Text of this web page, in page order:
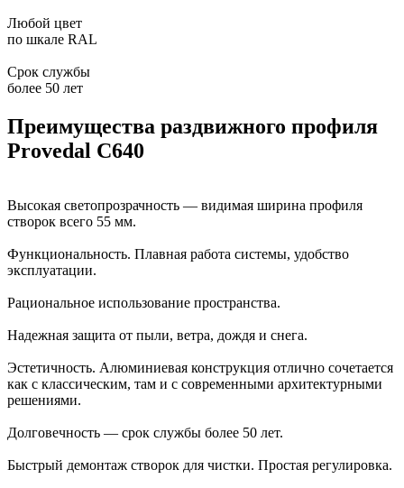
Любой цвет
по шкале RAL
Срок службы
более 50 лет
Преимущества раздвижного профиля
Provedal C640
Высокая светопрозрачность — видимая ширина профиля
створок всего 55 мм.
Функциональность. Плавная работа системы, удобство
эксплуатации.
Рациональное использование пространства.
Надежная защита от пыли, ветра, дождя и снега.
Эстетичность. Алюминиевая конструкция отлично сочетается
как с классическим, там и с современными архитектурными
решениями.
Долговечность — срок службы более 50 лет.
Быстрый демонтаж створок для чистки. Простая регулировка.